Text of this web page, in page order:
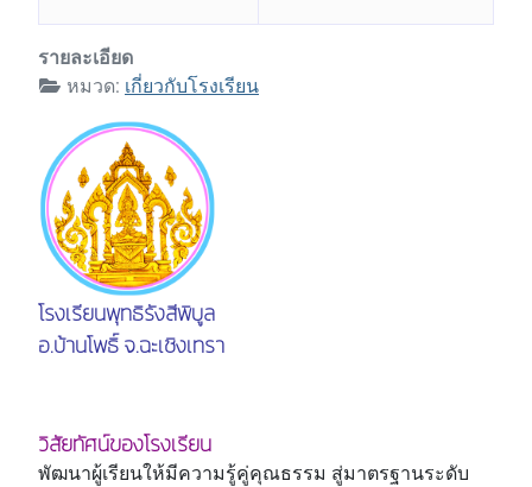
รายละเอียด
หมวด: เกี่ยวกับโรงเรียน
โรงเรียนพุทธิรังสีพิบูล
อ.บ้านโพธิ์ จ.ฉะเชิงเทรา
วิสัยทัศน์ของโรงเรียน
พัฒนาผู้เรียนให้มีความรู้คู่คุณธรรม สู่มาตรฐานระดับ